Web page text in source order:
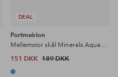
DEAL
Portmeirion
Mellemstor skål Minerals Aquamarine
151 DKK 189 DKK